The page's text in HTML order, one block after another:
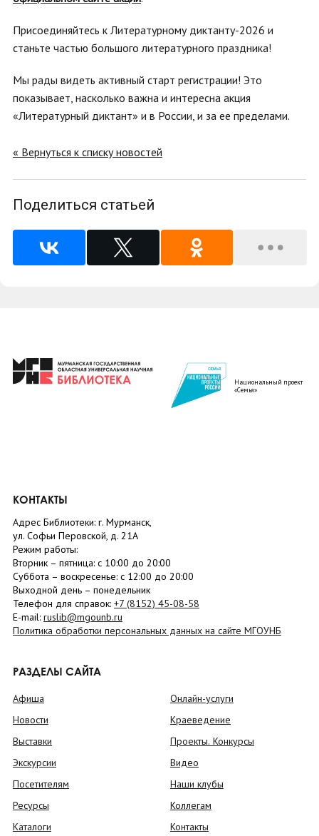
Присоединяйтесь к Литературному диктанту-2026 и
станьте частью большого литературного праздника!
Мы рады видеть активный старт регистрации! Это
показывает, насколько важна и интересна акция
«Литературный диктант» и в России, и за ее пределами.
« Вернуться к списку новостей
Поделиться статьей
Национальный проект
«Семья»
КОНТАКТЫ
Адрес Библиотеки: г. Мурманск,
ул. Софьи Перовской, д. 21А
Режим работы:
Вторник – пятница: с 10:00 до 20:00
Суббота – воскресенье: c 12:00 до 20:00
Выходной день – понедельник
Телефон для справок: +7 (8152) 45-08-58
E-mail: ruslib@mgounb.ru
Политика обработки персональных данных на сайте МГОУНБ
РАЗДЕЛЫ САЙТА
Афиша
Новости
Выставки
Экскурсии
Посетителям
Ресурсы
Каталоги
Онлайн-услуги
Краеведение
Проекты. Конкурсы
Видео
Наши клубы
Коллегам
Контакты